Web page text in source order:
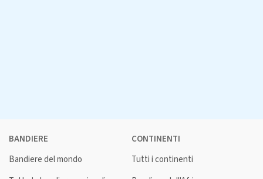
BANDIERE
Bandiere del mondo
CONTINENTI
Tutti i continenti